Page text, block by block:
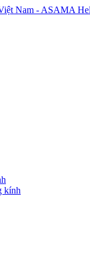
Nam - ASAMA
kính